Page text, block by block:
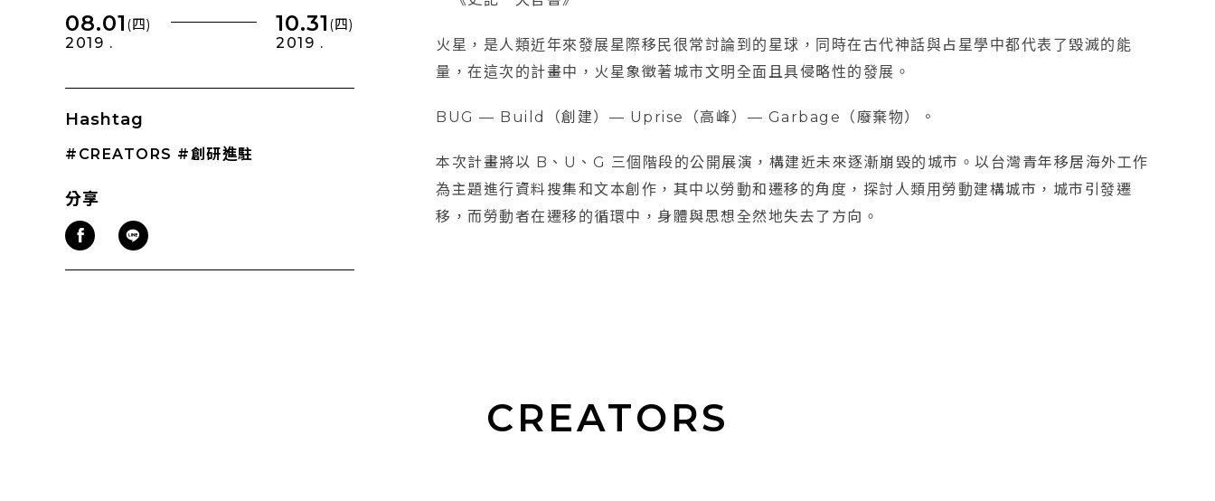
08.01 (四)
2019 .
10.31 (四)
2019 .
Hashtag
#CREATORS #創研進駐
分享
火星，是人類近年來發展星際移民很常討論到的星球，同時在古代神話與占星學中都代表了毀滅的能
量，在這次的計畫中，火星象徵著城市文明全面且具侵略性的發展。
BUG — Build（創建）— Uprise（高峰）— Garbage（廢棄物）。
本次計畫將以 B、U、G 三個階段的公開展演，構建近未來逐漸崩毀的城市。以台灣青年移居海外工作
為主題進行資料搜集和文本創作，其中以勞動和遷移的角度，探討人類用勞動建構城市，城市引發遷
移，而勞動者在遷移的循環中，身體與思想全然地失去了方向。
CREATORS